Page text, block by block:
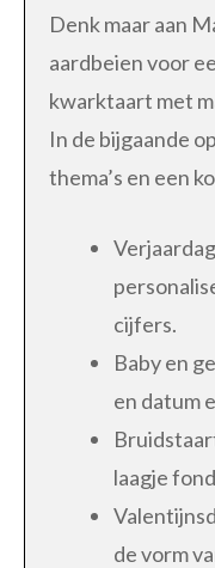
Denk maar aan
aardbeien voor
kwarktaart met
In de bijgaande
thema’s en een
cijfers.
Baby en
en datum
laagje
de vorm